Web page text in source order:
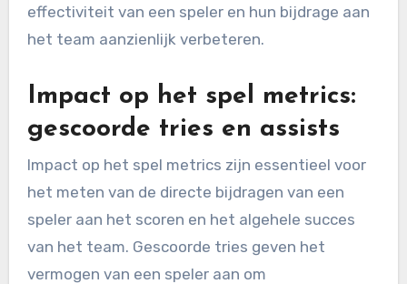
effectiviteit van een speler en hun bijdrage aan
het team aanzienlijk verbeteren.
Impact op het spel metrics:
gescoorde tries en assists
Impact op het spel metrics zijn essentieel voor
het meten van de directe bijdragen van een
speler aan het scoren en het algehele succes
van het team. Gescoorde tries geven het
vermogen van een speler aan om